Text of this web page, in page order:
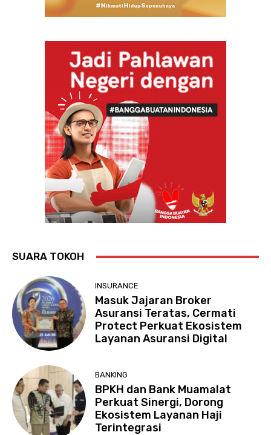
SUARA TOKOH
INSURANCE
Masuk Jajaran Broker
Asuransi Teratas, Cermati
Protect Perkuat Ekosistem
Layanan Asuransi Digital
BANKING
BPKH dan Bank Muamalat
Perkuat Sinergi, Dorong
Ekosistem Layanan Haji
Terintegrasi